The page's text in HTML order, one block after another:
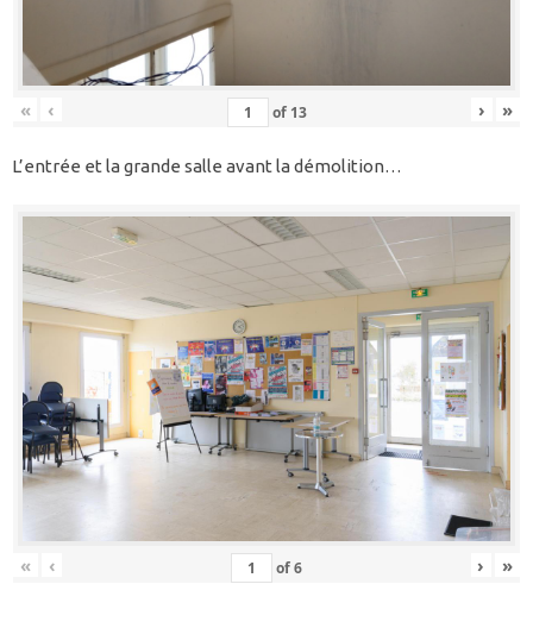
« ‹ of 13 › »
L’entrée et la grande salle avant la démolition…
« ‹ of6 › »